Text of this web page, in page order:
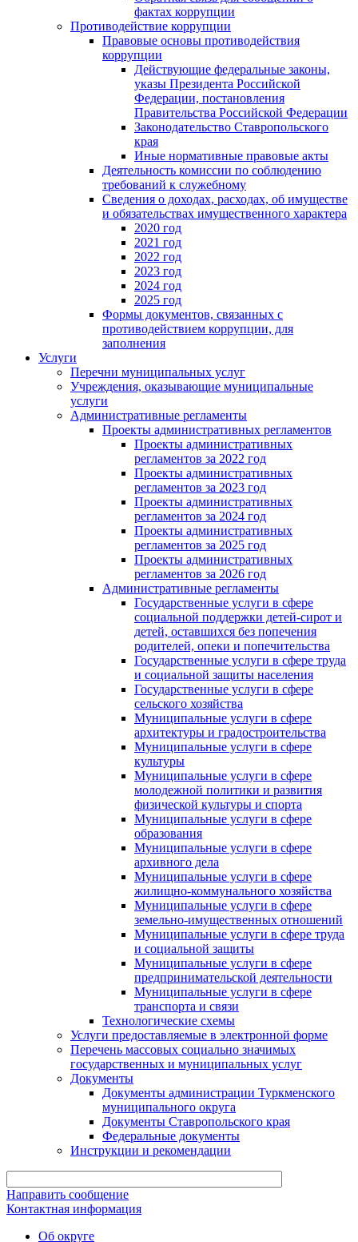
фактах коррупции
Противодействие коррупции
Правовые основы противодействия
коррупции
Действующие федеральные законы,
указы Президента Российской
Федерации, постановления
Правительства Российской Федерации
Законодательство Ставропольского
края
Иные нормативные правовые акты
Деятельность комиссии по соблюдению
требований к служебному
Сведения о доходах, расходах, об имуществе
и обязательствах имущественного характера
2020 год
2021 год
2022 год
2023 год
2024 год
2025 год
Формы документов, связанных с
противодействием коррупции, для
заполнения
Услуги
Перечни муниципальных услуг
Учреждения, оказывающие муниципальные
услуги
Административные регламенты
Проекты административных регламентов
Проекты административных
регламентов за 2022 год
Проекты административных
регламентов за 2023 год
Проекты административных
регламентов за 2024 год
Проекты административных
регламентов за 2025 год
Проекты административных
регламентов за 2026 год
Административные регламенты
Государственные услуги в сфере
социальной поддержки детей-сирот и
детей, оставшихся без попечения
родителей, опеки и попечительства
Государственные услуги в сфере труда
и социальной защиты населения
Государственные услуги в сфере
сельского хозяйства
Муниципальные услуги в сфере
архитектуры и градостроительства
Муниципальные услуги в сфере
культуры
Муниципальные услуги в сфере
молодежной политики и развития
физической культуры и спорта
Муниципальные услуги в сфере
образования
Муниципальные услуги в сфере
архивного дела
Муниципальные услуги в сфере
жилищно-коммунального хозяйства
Муниципальные услуги в сфере
земельно-имущественных отношений
Муниципальные услуги в сфере труда
и социальной защиты
Муниципальные услуги в сфере
предпринимательской деятельности
Муниципальные услуги в сфере
транспорта и связи
Технологические схемы
Услуги предоставляемые в электронной форме
Перечень массовых социально значимых
государственных и муниципальных услуг
Документы
Документы администрации Туркменского
муниципального округа
Документы Ставропольского края
Федеральные документы
Инструкции и рекомендации
Направить сообщение
Контактная информация
Об округе